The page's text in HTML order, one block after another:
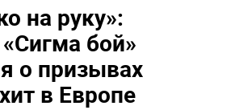
на руку»:
бой»
о призывах
в Европе